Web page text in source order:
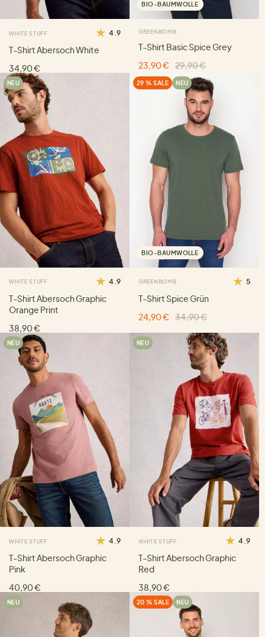
WHITE STUFF 4.9
T-Shirt Abersoch White
34,90 €
BIO-BAUMWOLLE
GREENBOMB
T-Shirt Basic Spice Grey
23,90 €
29,90 €
NEU
WHITE STUFF 4.9
T-Shirt Abersoch Graphic
Orange Print
38,90 €
29 % SALE NEU
BIO-BAUMWOLLE
GREENBOMB 5
T-Shirt Spice Grün
24,90 €
34,90 €
NEU
WHITE STUFF 4.9
T-Shirt Abersoch Graphic
Pink
40,90 €
NEU
WHITE STUFF 4.9
T-Shirt Abersoch Graphic
Red
38,90 €
NEU 20 % SALE NEU